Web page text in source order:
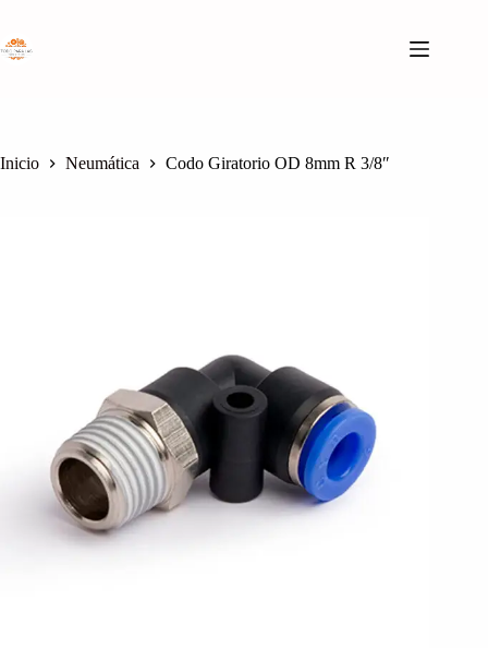
contenido
Inicio Neumática Codo Giratorio OD 8mm R 3/8″